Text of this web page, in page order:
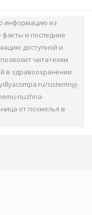
информацию из
и последние
доступной и
читателям
в здравоохранении.
sistemnyj-
nuzhna-
от похмелья в